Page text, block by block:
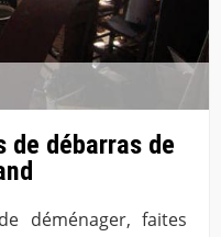
de débarras de
déménager, faites